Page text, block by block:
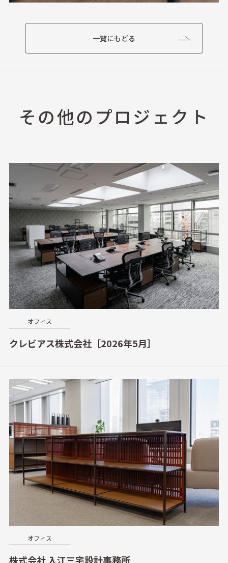
一覧にもどる
その他のプロジェクト
オフィス
クレビアス株式会社［2026年5月］
オフィス
株式会社 入江三宅設計事務所